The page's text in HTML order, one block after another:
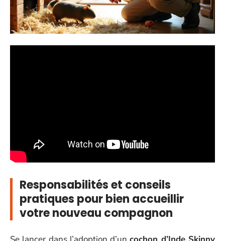
Responsabilités et conseils
pratiques pour bien accueillir
votre nouveau compagnon